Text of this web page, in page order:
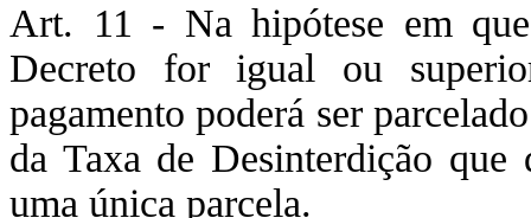
Art. 11 - Na hipótese em
Decreto for igual ou
pagamento poderá ser
da Taxa de Desinterdição
uma única parcela.